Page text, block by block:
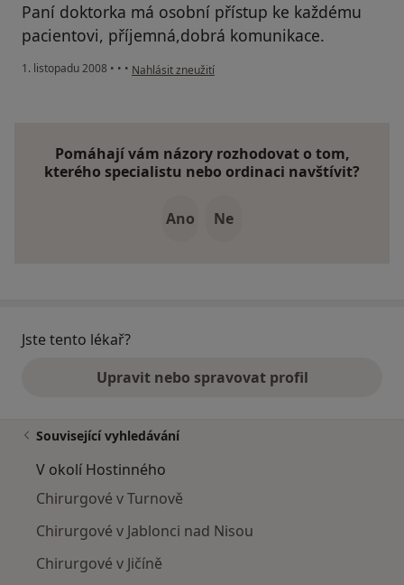
Paní doktorka má osobní přístup ke každému
pacientovi, příjemná,dobrá komunikace.
1. listopadu 2008 • • • podle názoru uživatele pacient
Nahlásit zneužití
Pomáhají vám názory rozhodovat o tom,
kterého specialistu nebo ordinaci navštívit?
Ano Ne
Jste tento lékař?
Upravit nebo spravovat profil
Související vyhledávání
V okolí Hostinného
Chirurgové v Turnově
Chirurgové v Jablonci nad Nisou
Chirurgové v Jičíně